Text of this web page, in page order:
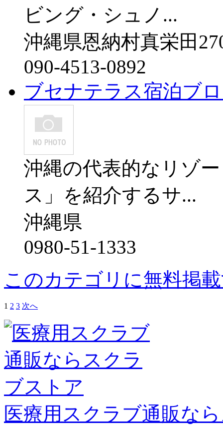
ビング・シュノ...
沖縄県恩納村真栄田
090-4513-0892
ブセナテラス宿泊ブ
沖縄の代表的なリゾ
ス」を紹介するサ...
沖縄県
0980-51-1333
このカテゴリに無料掲
1 2 3 次へ
医療用スクラブ通販な